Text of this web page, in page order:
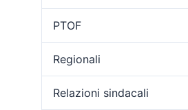
PTOF
Regionali
Relazioni sindacali